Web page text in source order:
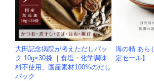
大田記念病院が考えただしパッ
ク 10g×30袋 ｜食塩・化学調味
料不使用、国産素材100%のだし
パック
海の精 あら
定セール】